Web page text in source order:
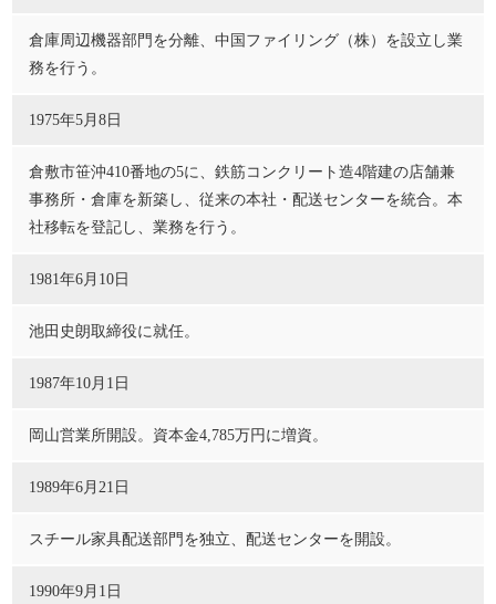
倉庫周辺機器部門を分離、中国ファイリング（株）を設立し業
務を行う。
1975年5月8日
倉敷市笹沖410番地の5に、鉄筋コンクリート造4階建の店舗兼
事務所・倉庫を新築し、従来の本社・配送センターを統合。本
社移転を登記し、業務を行う。
1981年6月10日
池田史朗取締役に就任。
1987年10月1日
岡山営業所開設。資本金4,785万円に増資。
1989年6月21日
スチール家具配送部門を独立、配送センターを開設。
1990年9月1日